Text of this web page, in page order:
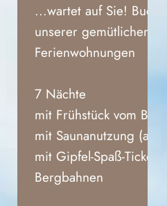
...wartet auf Sie!
unserer gemütlichen
Ferienwohnungen
7 Nächte
mit Frühstück vom Buffet
mit Saunanutzung
mit Gipfel-Spaß-Ticket
Bergbahnen